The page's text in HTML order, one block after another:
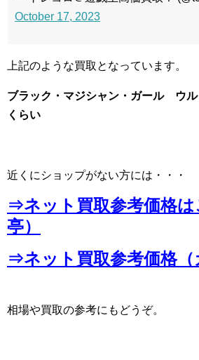
October 17, 2023
上記のような買取となっています。
ブラック・マジシャン・ガール ウ
くらい
近くにショップがない方には・・・
⇒ネット買取参考価格は
亭）
⇒ネット買取参考価格（
相場や買取の参考にもどうぞ。